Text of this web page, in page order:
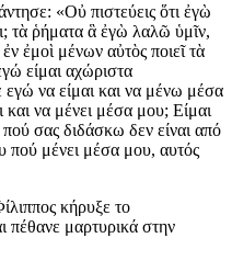
«Οὐ πιστεύεις ὅτι ἐγὼ
τὰ ῥήματα ἃ ἐγὼ λαλῶ ὑμῖν,
ἐμοὶ μένων αὐτὸς ποιεῖ τὰ
είμαι αχώριστα
να είμαι και να μένω μέσα
να μένει μέσα μου; Είμαι
σας διδάσκω δεν είναι από
μένει μέσα μου, αυτός
κήρυξε το
πέθανε μαρτυρικά στην